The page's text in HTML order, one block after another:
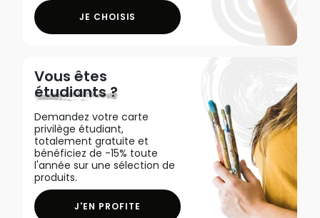
JE CHOISIS
Vous êtes
étudiants ?
Demandez votre carte
privilège étudiant,
totalement gratuite et
bénéficiez de -15% toute
l'année sur une sélection de
produits.
J'EN PROFITE